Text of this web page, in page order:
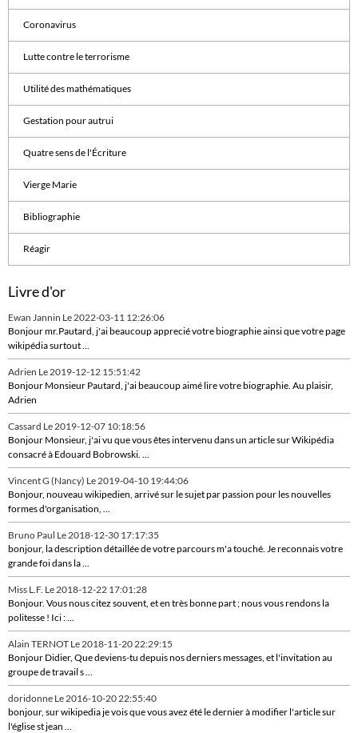
Coronavirus
Lutte contre le terrorisme
Utilité des mathématiques
Gestation pour autrui
Quatre sens de l'Écriture
Vierge Marie
Bibliographie
Réagir
Livre d'or
Ewan Jannin Le 2022-03-11 12:26:06
Bonjour mr.Pautard, j'ai beaucoup apprecié votre biographie ainsi que votre page
wikipédia surtout ...
Adrien Le 2019-12-12 15:51:42
Bonjour Monsieur Pautard, j'ai beaucoup aimé lire votre biographie. Au plaisir,
Adrien
Cassard Le 2019-12-07 10:18:56
Bonjour Monsieur, j'ai vu que vous êtes intervenu dans un article sur Wikipédia
consacré à Edouard Bobrowski. ...
Vincent G (Nancy) Le 2019-04-10 19:44:06
Bonjour, nouveau wikipedien, arrivé sur le sujet par passion pour les nouvelles
formes d'organisation, ...
Bruno Paul Le 2018-12-30 17:17:35
bonjour, la description détaillée de votre parcours m'a touché. Je reconnais votre
grande foi dans la ...
Miss L.F. Le 2018-12-22 17:01:28
Bonjour. Vous nous citez souvent, et en très bonne part ; nous vous rendons la
politesse ! Ici : ...
Alain TERNOT Le 2018-11-20 22:29:15
Bonjour Didier, Que deviens-tu depuis nos derniers messages, et l'invitation au
groupe de travail s ...
doridonne Le 2016-10-20 22:55:40
bonjour, sur wikipedia je vois que vous avez été le dernier à modifier l'article sur
l'église st jean ...